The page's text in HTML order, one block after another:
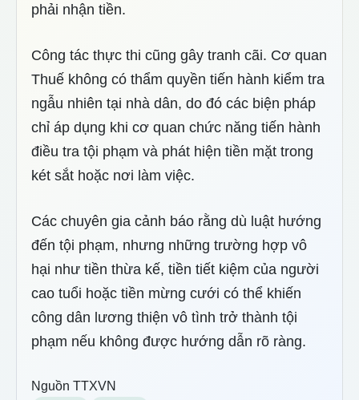
phải nhận tiền.
Công tác thực thi cũng gây tranh cãi. Cơ quan
Thuế không có thẩm quyền tiến hành kiểm tra
ngẫu nhiên tại nhà dân, do đó các biện pháp
chỉ áp dụng khi cơ quan chức năng tiến hành
điều tra tội phạm và phát hiện tiền mặt trong
két sắt hoặc nơi làm việc.
Các chuyên gia cảnh báo rằng dù luật hướng
đến tội phạm, nhưng những trường hợp vô
hại như tiền thừa kế, tiền tiết kiệm của người
cao tuổi hoặc tiền mừng cưới có thể khiến
công dân lương thiện vô tình trở thành tội
phạm nếu không được hướng dẫn rõ ràng.
Nguồn TTXVN